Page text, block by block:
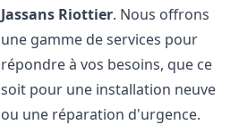
Jassans Riottier. Nous offrons
une gamme de services pour
répondre à vos besoins, que ce
soit pour une installation neuve
ou une réparation d'urgence.